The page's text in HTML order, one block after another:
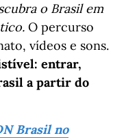
o Brasil em
O percurso
vídeos e sons.
entrar,
a partir do
Brasil no